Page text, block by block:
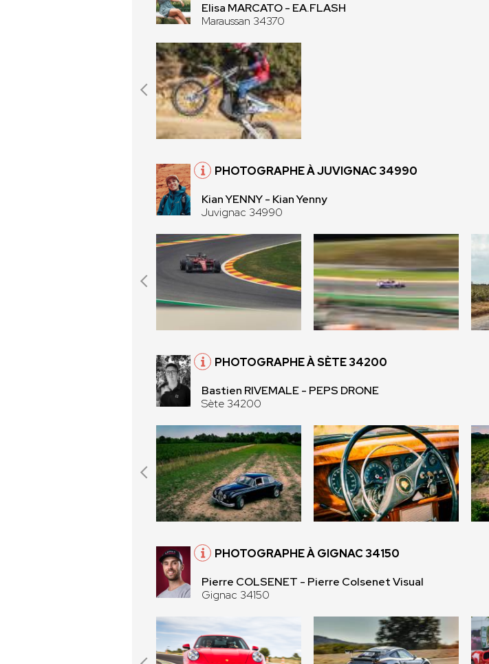
Elisa MARCATO - EA.FLASH
Maraussan 34370
PHOTOGRAPHE À JUVIGNAC 34990
Kian YENNY - Kian Yenny
Juvignac 34990
PHOTOGRAPHE À SÈTE 34200
Bastien RIVEMALE - PEPS DRONE
Sète 34200
PHOTOGRAPHE À GIGNAC 34150
Pierre COLSENET - Pierre Colsenet Visual
Gignac 34150